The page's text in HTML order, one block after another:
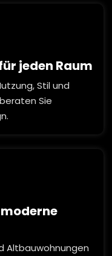
jeden Raum
Stil und
Sie
Altbauwohnungen